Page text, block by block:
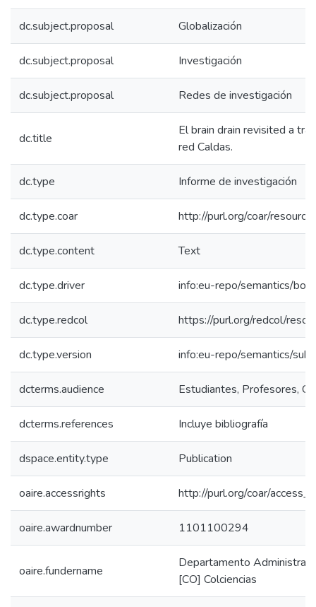
dc.subject.proposal Globalización
dc.subject.proposal Investigación
dc.subject.proposal Redes de investigación
dc.title
El brain drain revisited a
red Caldas.
dc.type Informe de investigación
dc.type.coar http://purl.org/coar/
dc.type.content Text
dc.type.driver info:eu-repo/semantics/
dc.type.redcol https://purl.org/redcol/
dc.type.version info:eu-repo/semantics/
dcterms.audience Estudiantes, Profesores,
dcterms.references Incluye bibliografía
dspace.entity.type Publication
oaire.accessrights http://purl.org/coar/
oaire.awardnumber 1101100294
oaire.fundername
Departamento
[CO] Colciencias